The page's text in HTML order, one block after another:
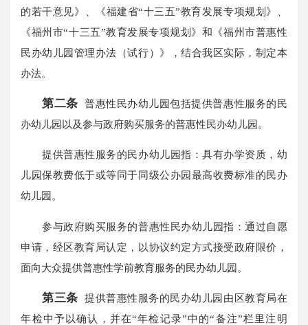
的若干意见》、《福建省“十三五”教育发展专项规划》、
《福州市“十三五”教育发展专项规划》和《福州市普惠性
民办幼儿园管理办法（试行）》，结合我区实际，制定本
办法。
第二条普惠性民办幼儿园包括提供普惠性服务的民
办幼儿园以及参与政府购买服务的普惠性民办幼儿园。
提供普惠性服务的民办幼儿园指：具有办学资质，幼
儿园保教费低于或等同于同级公办园最高收费标准的民办
幼儿园。
参与政府购买服务的普惠性民办幼儿园指：通过自愿
申请，经区教育局认定，以协议约定方式接受政府限价，
面向大众提供普惠性学前教育服务的民办幼儿园。
第三条 提供普惠性服务的民办幼儿园由区教育局在
年检中予以确认，并在“年检记录”中的“备注”栏里注明